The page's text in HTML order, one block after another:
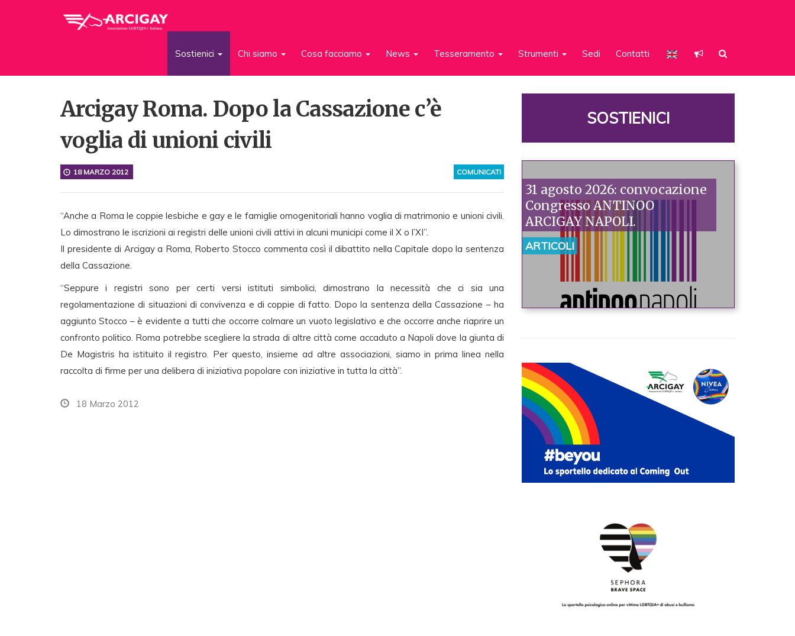
Sostienici Chi siamo Cosa facciamo News Tesseramento Strumenti Sedi Contatti
Arcigay Roma. Dopo la Cassazione c’è
voglia di unioni civili
COMUNICATI
18 MARZO 2012
“Anche a Roma le coppie lesbiche e gay e le famiglie omogenitoriali hanno voglia di matrimonio e unioni civili.
Lo dimostrano le iscrizioni ai registri delle unioni civili attivi in alcuni municipi come il X o l’XI”.
Il presidente di Arcigay a Roma, Roberto Stocco commenta così il dibattito nella Capitale dopo la sentenza
della Cassazione.
“Seppure i registri sono per certi versi istituti simbolici, dimostrano la necessità che ci sia una
regolamentazione di situazioni di convivenza e di coppie di fatto. Dopo la sentenza della Cassazione – ha
aggiunto Stocco – è evidente a tutti che occorre colmare un vuoto legislativo e che occorre anche riaprire un
confronto politico. Roma potrebbe scegliere la strada di altre città come accaduto a Napoli dove la giunta di
De Magistris ha istituito il registro. Per questo, insieme ad altre associazioni, siamo in prima linea nella
raccolta di firme per una delibera di iniziativa popolare con iniziative in tutta la città”.
18 Marzo 2012
SOSTIENICI
31 agosto 2026: convocazione
Congresso ANTINOO
ARCIGAY NAPOLI.
ARTICOLI